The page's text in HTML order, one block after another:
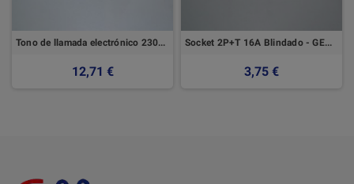
Tono de llamada electrónico 230V Gris - Master
12,71 €
Socket 2P+T 16A Blindado - GEWISS
3,75 €